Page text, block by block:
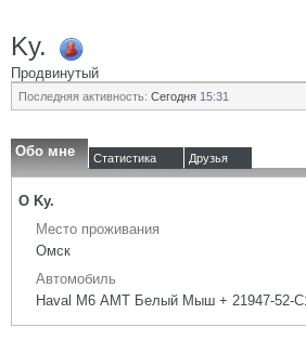
Ky.
Продвинутый
Последняя активность: Сегодня 15:31
Обо мне Статистика Друзья
О Ky.
Место проживания
Омск
Автомобиль
Haval M6 АМТ Белый Мыш + 21947-52-